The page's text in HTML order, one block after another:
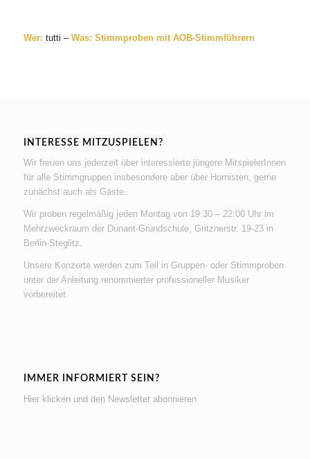
Wer: tutti – Was: Stimmproben mit AOB-Stimmführern
INTERESSE MITZUSPIELEN?
Wir freuen uns jederzeit über interessierte jüngere MitspielerInnen
für alle Stimmgruppen insbesondere aber über Hornisten, gerne
zunächst auch als Gäste.
Wir proben regelmäßig jeden Montag von 19:30 – 22:00 Uhr im
Mehrzweckraum der Dunant-Grundschule, Gritznerstr. 19-23 in
Berlin-Steglitz.
Unsere Konzerte werden zum Teil in Gruppen- oder Stimmproben
unter der Anleitung renommierter professioneller Musiker
vorbereitet.
IMMER INFORMIERT SEIN?
Hier klicken und den Newsletter abonnieren